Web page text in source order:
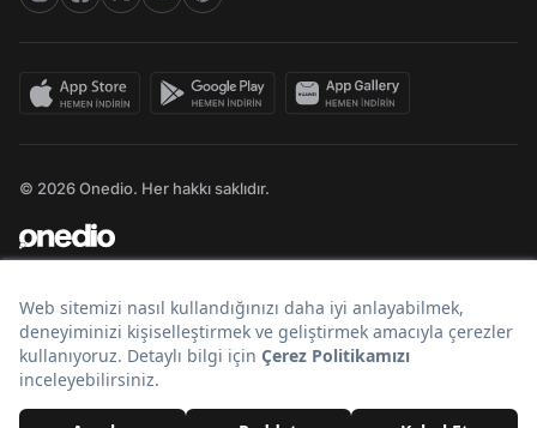
© 2026 Onedio. Her hakkı saklıdır.
Bir markasıdır.